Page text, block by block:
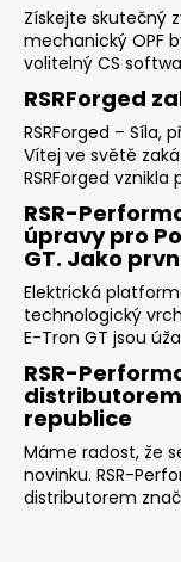
Získejte skutečný
mechanický OPF
volitelný CS
RSRForged
RSRForged –
Vítej ve světě
RSRForged vznikla
RSR-
úpravy pro
GT. Jako
Elektrická
technologický
E-Tron GT jsou
RSR-
distributorem
republice
Máme radost, že
novinku. RSR-
distributorem